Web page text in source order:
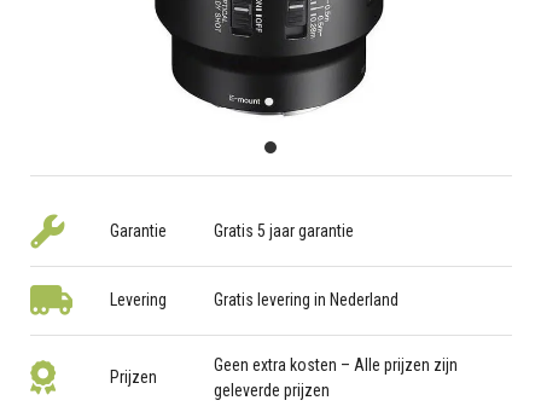
Garantie Gratis 5 jaar garantie
Levering Gratis levering in Nederland
Prijzen
Geen extra kosten – Alle prijzen zijn
geleverde prijzen